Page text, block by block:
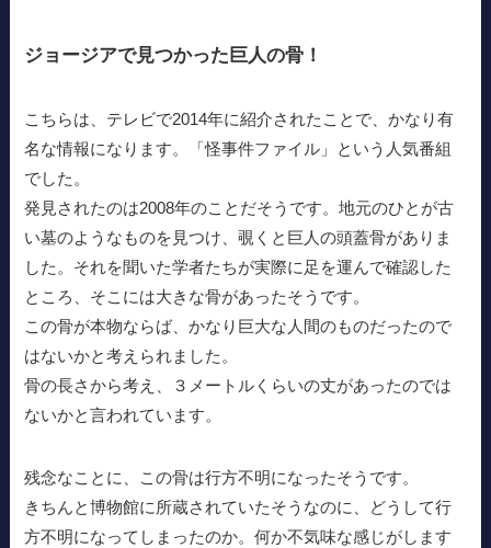
ジョージアで見つかった巨人の骨！
こちらは、テレビで2014年に紹介されたことで、かなり有
名な情報になります。「怪事件ファイル」という人気番組
でした。
発見されたのは2008年のことだそうです。地元のひとが古
い墓のようなものを見つけ、覗くと巨人の頭蓋骨がありま
した。それを聞いた学者たちが実際に足を運んで確認した
ところ、そこには大きな骨があったそうです。
この骨が本物ならば、かなり巨大な人間のものだったので
はないかと考えられました。
骨の長さから考え、３メートルくらいの丈があったのでは
ないかと言われています。
残念なことに、この骨は行方不明になったそうです。
きちんと博物館に所蔵されていたそうなのに、どうして行
方不明になってしまったのか。何か不気味な感じがします